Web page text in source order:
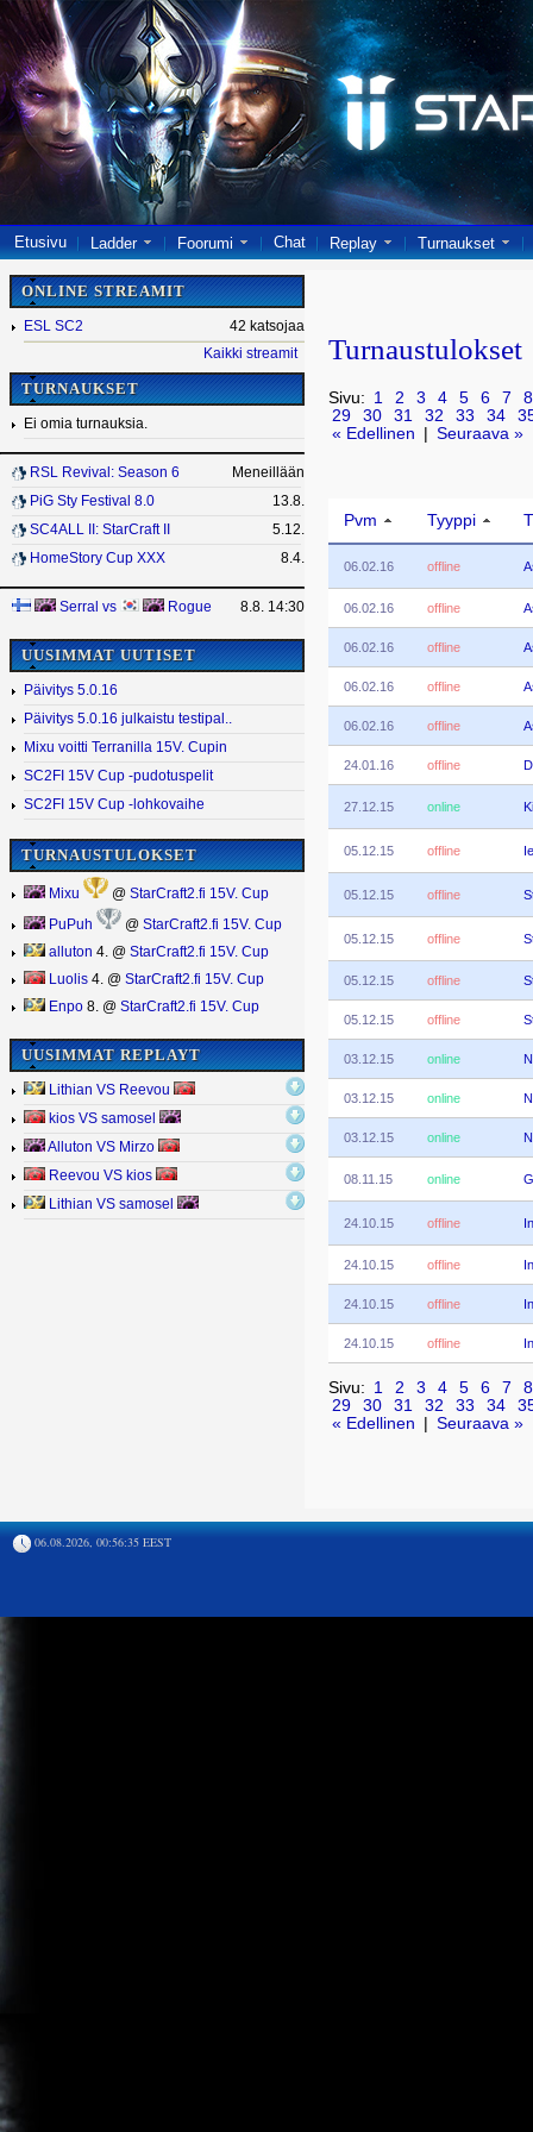
Etusivu Ladder Foorumi Chat Replay Turnaukset
ONLINE STREAMIT
ESL SC2
42 katsojaa
Kaikki streamit
TURNAUKSET
Ei omia turnauksia.
RSL Revival: Season 6
Meneillään
PiG Sty Festival 8.0
13.8.
SC4ALL II: StarCraft II
5.12.
HomeStory Cup XXX
8.4.
Serral vs Rogue 8.8. 14:30
UUSIMMAT UUTISET
Päivitys 5.0.16
Päivitys 5.0.16 julkaistu testipal..
Mixu voitti Terranilla 15V. Cupin
SC2FI 15V Cup -pudotuspelit
SC2FI 15V Cup -lohkovaihe
TURNAUSTULOKSET
Mixu @ StarCraft2.fi 15V. Cup
PuPuh @ StarCraft2.fi 15V. Cup
alluton 4. @ StarCraft2.fi 15V. Cup
Luolis 4. @ StarCraft2.fi 15V. Cup
Enpo 8. @ StarCraft2.fi 15V. Cup
UUSIMMAT REPLAYT
Lithian VS Reevou
kios VS samosel
Alluton VS Mirzo
Reevou VS kios
Lithian VS samosel
Turnaustulokset
Sivu: 1 2 3 4 5 6 7
8
29
30 31 32 33 34
« Edellinen
Seuraava »
Pvm Tyyppi
06.02.16 offline
06.02.16 offline
06.02.16 offline
06.02.16 offline
06.02.16 offline
24.01.16 offline
27.12.15 online
05.12.15 offline
05.12.15 offline
05.12.15 offline
05.12.15 offline
05.12.15 offline
03.12.15 online
03.12.15 online
03.12.15 online
08.11.15 online
24.10.15 offline
24.10.15 offline
24.10.15 offline
24.10.15 offline
Sivu: 1 2 3 4 5 6 7
8
29
30 31 32 33 34
« Edellinen
Seuraava »
06.08.2026, 00:56:35 EEST